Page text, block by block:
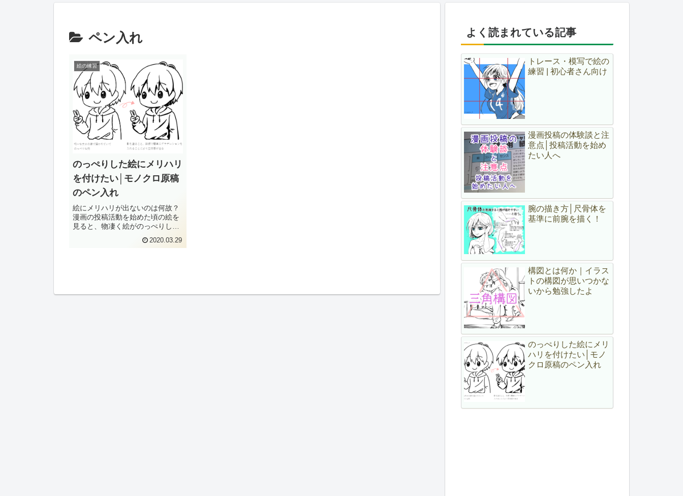
ペン入れ
絵の練習
のっぺりした絵にメリハリ
を付けたい│モノクロ原稿
のペン入れ
絵にメリハリが出ないのは何故？
漫画の投稿活動を始めた頃の絵を
見ると、物凄く絵がのっぺりして
てみると……均一な太さの線で描
2020.03.29
よく読まれている記事
トレース・模写で絵の
練習 | 初心者さん向け
漫画投稿の体験談と注
意点│投稿活動を始め
たい人へ
腕の描き方│尺骨体を
基準に前腕を描く！
構図とは何か｜イラス
トの構図が思いつかな
いから勉強したよ
のっぺりした絵にメリ
ハリを付けたい│モノ
クロ原稿のペン入れ